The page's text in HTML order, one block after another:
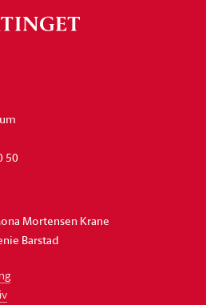
50
Mortensen Krane
Barstad